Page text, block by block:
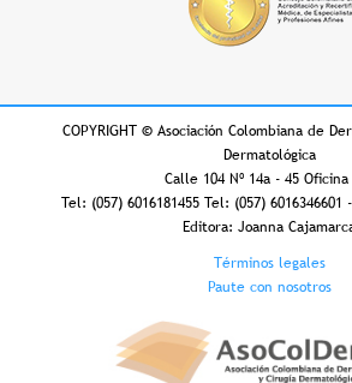
COPYRIGHT © Asociación Colombiana de
Dermatológica
Calle 104 Nº 14a - 45 Oficina
Tel: (057) 6016181455 Tel: (057) 6016346601
Editora: Joanna
Términos legales
Paute con nosotros